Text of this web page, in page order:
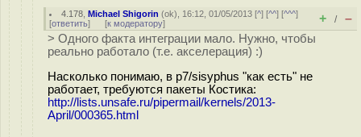
4.178 ,Michael Shigorin (ok), 16:12, 01/05/2013 [^] [^^] [^^^]
[ответить] [к модератору] + / –
> Одного факта интеграции мало. Нужно, чтобы
реально работало (т.е. акселерация) :)
Насколько понимаю, в p7/sisyphus "как есть" не
работает, требуются пакеты Костика:
http://lists.unsafe.ru/pipermail/kernels/2013-
April/000365.html